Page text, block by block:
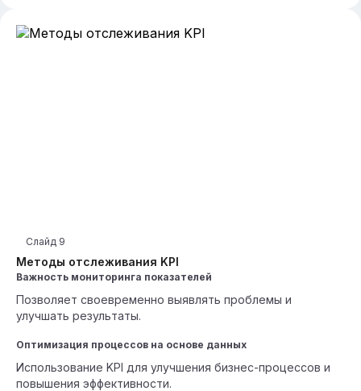
Методы отслеживания KPI
Слайд 9
Важность мониторинга показателей
Позволяет своевременно выявлять проблемы и
улучшать результаты.
Оптимизация процессов на основе данных
Использование KPI для улучшения бизнес-процессов и
повышения эффективности.